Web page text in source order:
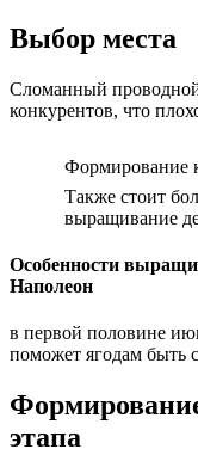
Выбор места
Сломанный проводной
конкурентов, что
Формирование
Также стоит
выращивание
Особенности
Наполеон
в первой половине
поможет ягодам быть
этапа